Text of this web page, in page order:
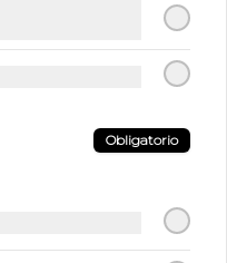
Obligatorio